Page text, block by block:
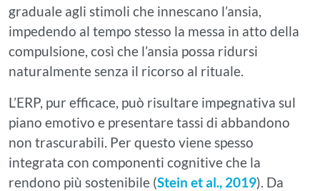
graduale agli stimoli che innescano l’ansia,
impedendo al tempo stesso la messa in atto della
compulsione, così che l’ansia possa ridursi
naturalmente senza il ricorso al rituale.
L’ERP, pur efficace, può risultare impegnativa sul
piano emotivo e presentare tassi di abbandono
non trascurabili. Per questo viene spesso
integrata con componenti cognitive che la
rendono più sostenibile (Stein et al., 2019). Da